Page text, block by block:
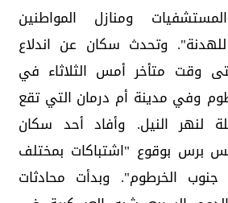
ومنازل المواطنين
وتحدث سكان عن اندلاع
وقت متأخر أمس الثلاثاء في
وفي مدينة أم درمان التي تقع
لنهر النيل. وأفاد أحد سكان
برس بوقوع "اشتباكات بمختلف
جنوب الخرطوم". وبدأت محادثات